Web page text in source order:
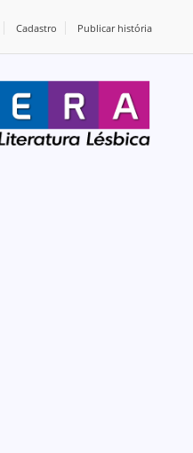
Cadastro Publicar história